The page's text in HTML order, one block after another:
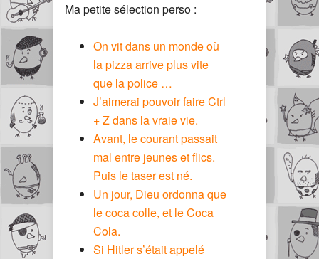
Ma petite sélection perso :
On vit dans un monde où
la pizza arrive plus vite
que la police …
J’aimerai pouvoir faire Ctrl
+ Z dans la vraie vie.
Avant, le courant passait
mal entre jeunes et flics.
Puis le taser est né.
Un jour, Dieu ordonna que
le coca colle, et le Coca
Cola.
Si Hitler s’était appelé